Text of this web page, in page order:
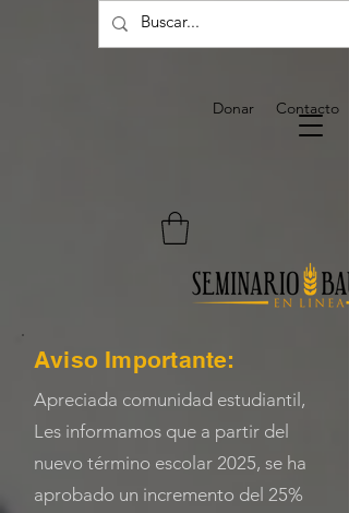
Donar Contacto
Aviso Importante:
Apreciada comunidad estudiantil,
Les informamos que a partir del
nuevo término escolar 2025, se ha
aprobado un incremento del 25%